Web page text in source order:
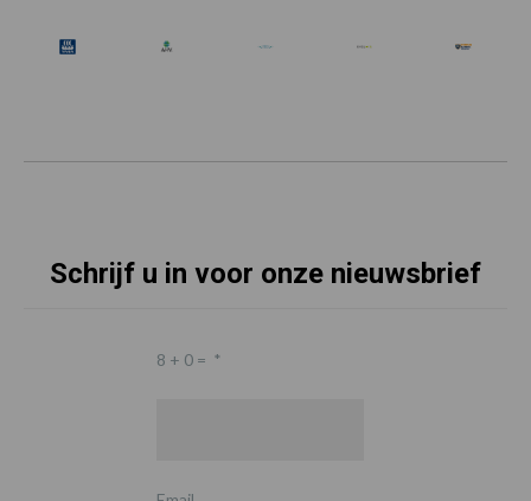
Schrijf u in voor onze nieuwsbrief
8 + 0 = *